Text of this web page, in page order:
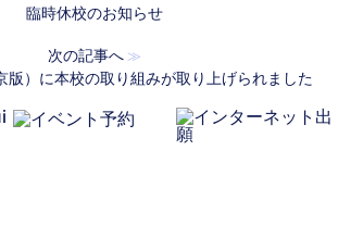
臨時休校のお知らせ
次の記事へ ≫
版）に本校の取り組みが取り上げられました